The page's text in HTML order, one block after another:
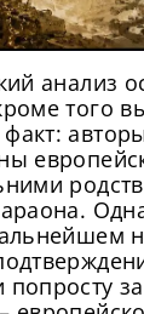
анализ
того